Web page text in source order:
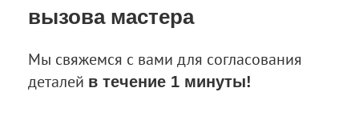
вызова мастера
Мы свяжемся с вами для согласования
деталей в течение 1 минуты!